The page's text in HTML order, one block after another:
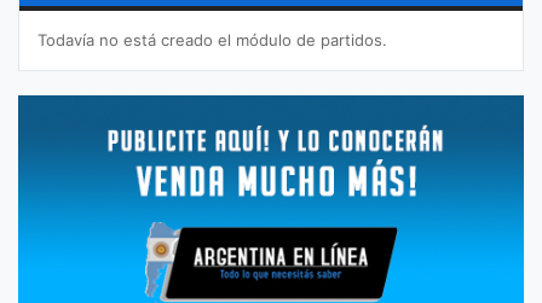
Todavía no está creado el módulo de partidos.